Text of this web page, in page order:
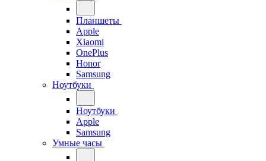
Планшеты
Apple
Xiaomi
OnePlus
Honor
Samsung
Ноутбуки
Ноутбуки
Apple
Samsung
Умные часы